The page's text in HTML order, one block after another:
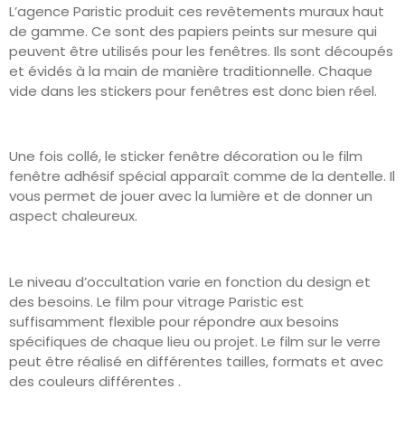
L’agence Paristic produit ces revêtements muraux haut
de gamme. Ce sont des papiers peints sur mesure qui
peuvent être utilisés pour les fenêtres. Ils sont découpés
et évidés à la main de manière traditionnelle. Chaque
vide dans les stickers pour fenêtres est donc bien réel.
Une fois collé, le sticker fenêtre décoration ou le film
fenêtre adhésif spécial apparaît comme de la dentelle. Il
vous permet de jouer avec la lumière et de donner un
aspect chaleureux.
Le niveau d’occultation varie en fonction du design et
des besoins. Le film pour vitrage Paristic est
suffisamment flexible pour répondre aux besoins
spécifiques de chaque lieu ou projet. Le film sur le verre
peut être réalisé en différentes tailles, formats et avec
des couleurs différentes .